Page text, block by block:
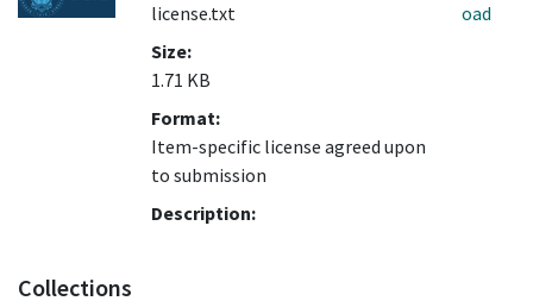
license.txt
Size:
1.71 KB
Format:
Item-specific license agreed upon
to submission
Description:
oad
Collections